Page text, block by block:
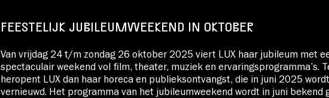
FEESTELIJK JUBILEUMWEEKEND IN OKTOBER
Van vrijdag 24 t/m zondag 26 oktober 2025 viert LUX haar jubileum met
spectaculair weekend vol film, theater, muziek en ervaringsprogramma’s.
heropent LUX dan haar horeca en publieksontvangst, die in juni 2025
vernieuwd. Het programma van het jubileumweekend wordt in juni bekend